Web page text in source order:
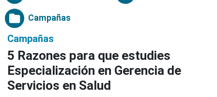
Campañas
Campañas
5 Razones para que estudies
Especialización en Gerencia de
Servicios en Salud